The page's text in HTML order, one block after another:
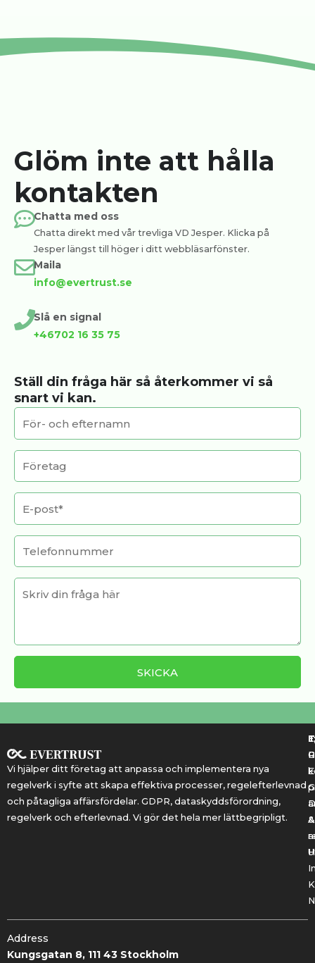
Glöm inte att hålla
kontakten
Chatta med oss
Chatta direkt med vår trevliga VD Jesper. Klicka på
Jesper längst till höger i ditt webbläsarfönster.
Maila
info@evertrust.se
Slå en signal
+46702 16 35 75
Ställ din fråga här så återkommer vi så
snart vi kan.
Vi hjälper ditt företag att anpassa och implementera nya
regelverk i syfte att skapa effektiva processer, regelefterlevnad
och påtagliga affärsfördelar. GDPR, dataskyddsförordning,
regelverk och efterlevnad. Vi gör det hela mer lättbegripligt.
&
Address
Kungsgatan 8, 111 43 Stockholm